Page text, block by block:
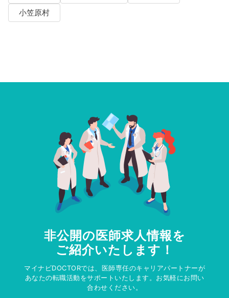
小笠原村
非公開の医師求人情報を
ご紹介いたします！
マイナビDOCTORでは、医師専任のキャリアパートナーが
あなたの転職活動をサポートいたします。お気軽にお問い
合わせください。